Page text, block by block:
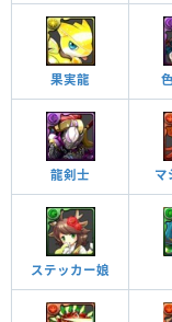
果実龍
龍剣士 マ
ステッカー娘